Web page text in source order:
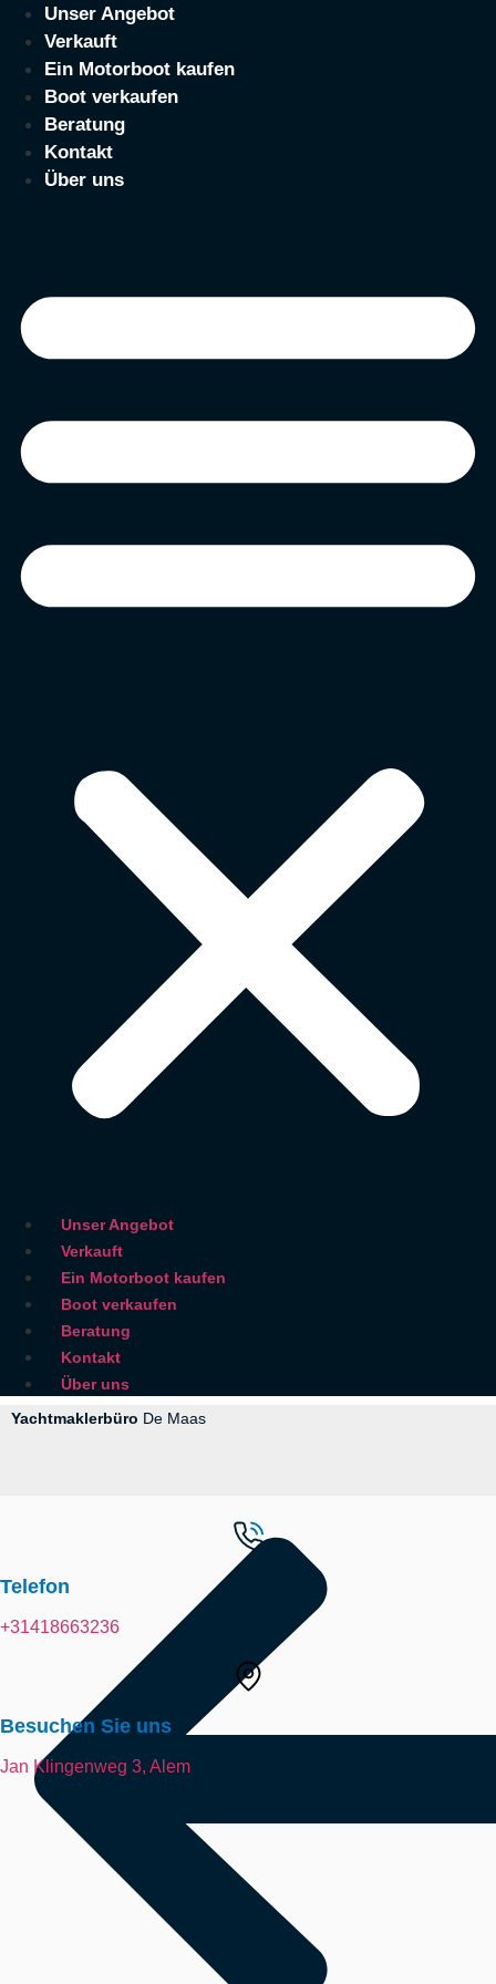
Zum
Inhalt
springen
Unser Angebot
Verkauft
Ein Motorboot kaufen
Boot verkaufen
Beratung
Kontakt
Über uns
Unser Angebot
Verkauft
Ein Motorboot kaufen
Boot verkaufen
Beratung
Kontakt
Über uns
Yachtmaklerbüro De Maas
Telefon
+31418663236
Besuchen Sie uns
Jan Klingenweg 3, Alem